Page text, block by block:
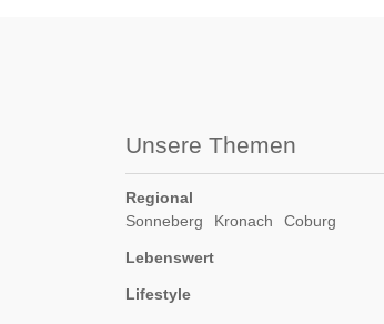
Unsere Themen
Regional
Sonneberg
Kronach Coburg
Lebenswert
Lifestyle